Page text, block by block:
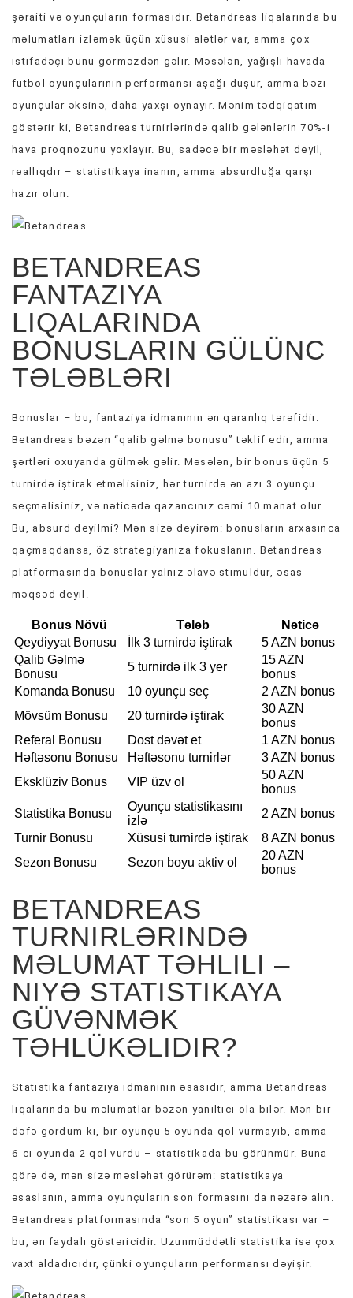
şəraiti və oyunçuların formasıdır. Betandreas liqalarında bu
məlumatları izləmək üçün xüsusi alətlər var, amma çox
istifadəçi bunu görməzdən gəlir. Məsələn, yağışlı havada
futbol oyunçularının performansı aşağı düşür, amma bəzi
oyunçular əksinə, daha yaxşı oynayır. Mənim tədqiqatım
göstərir ki, Betandreas turnirlərində qalib gələnlərin 70%-i
hava proqnozunu yoxlayır. Bu, sadəcə bir məsləhət deyil,
reallıqdır – statistikaya inanın, amma absurdluğa qarşı
hazır olun.
BETANDREAS
FANTAZIYA
LIQALARINDA
BONUSLARIN GÜLÜNC
TƏLƏBLƏRI
Bonuslar – bu, fantaziya idmanının ən qaranlıq tərəfidir.
Betandreas bəzən “qalib gəlmə bonusu” təklif edir, amma
şərtləri oxuyanda gülmək gəlir. Məsələn, bir bonus üçün 5
turnirdə iştirak etməlisiniz, hər turnirdə ən azı 3 oyunçu
seçməlisiniz, və nəticədə qazancınız cəmi 10 manat olur.
Bu, absurd deyilmi? Mən sizə deyirəm: bonusların arxasınca
qaçmaqdansa, öz strategiyanıza fokuslanın. Betandreas
platformasında bonuslar yalnız əlavə stimuldur, əsas
məqsəd deyil.
Bonus Növü Tələb
Nəticə
Qeydiyyat Bonusu
İlk 3 turnirdə iştirak
5 AZN bonus
Qalib Gəlmə
Bonusu
5 turnirdə ilk 3 yer
15 AZN
bonus
Komanda Bonusu
10 oyunçu seç
2 AZN bonus
Mövsüm Bonusu
20 turnirdə iştirak
30 AZN
bonus
Referal Bonusu
Dost dəvət et
1 AZN bonus
Həftəsonu Bonusu
Həftəsonu turnirlər
3 AZN bonus
Eksklüziv Bonus
VIP üzv ol
50 AZN
bonus
Statistika Bonusu
Oyunçu statistikasını
izlə
2 AZN bonus
Turnir Bonusu
Xüsusi turnirdə iştirak
8 AZN bonus
Sezon Bonusu
Sezon boyu aktiv ol
20 AZN
bonus
BETANDREAS
TURNIRLƏRINDƏ
MƏLUMAT TƏHLILI –
NIYƏ STATISTIKAYA
GÜVƏNMƏK
TƏHLÜKƏLIDIR?
Statistika fantaziya idmanının əsasıdır, amma Betandreas
liqalarında bu məlumatlar bəzən yanıltıcı ola bilər. Mən bir
dəfə gördüm ki, bir oyunçu 5 oyunda qol vurmayıb, amma
6-cı oyunda 2 qol vurdu – statistikada bu görünmür. Buna
görə də, mən sizə məsləhət görürəm: statistikaya
əsaslanın, amma oyunçuların son formasını da nəzərə alın.
Betandreas platformasında “son 5 oyun” statistikası var –
bu, ən faydalı göstəricidir. Uzunmüddətli statistika isə çox
vaxt aldadıcıdır, çünki oyunçuların performansı dəyişir.